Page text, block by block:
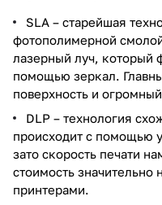
SLA – старейшая
фотополимерной
лазерный луч, который
помощью зеркал.
поверхность и
DLP – технология
происходит с помощью
зато скорость печати
стоимость значительно
принтерами.